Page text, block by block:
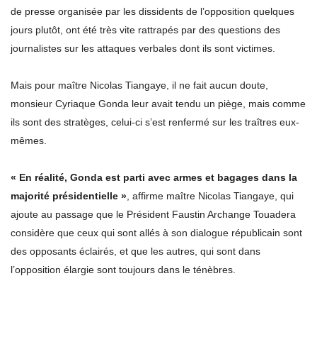
de presse organisée par les dissidents de l’opposition quelques
jours plutôt, ont été très vite rattrapés par des questions des
journalistes sur les attaques verbales dont ils sont victimes.
Mais pour maître Nicolas Tiangaye, il ne fait aucun doute,
monsieur Cyriaque Gonda leur avait tendu un piège, mais comme
ils sont des stratèges, celui-ci s’est renfermé sur les traîtres eux-
mêmes.
« En réalité, Gonda est parti avec armes et bagages dans la
majorité présidentielle », affirme maître Nicolas Tiangaye, qui
ajoute au passage que le Président Faustin Archange Touadera
considère que ceux qui sont allés à son dialogue républicain sont
des opposants éclairés, et que les autres, qui sont dans
l’opposition élargie sont toujours dans le ténèbres.